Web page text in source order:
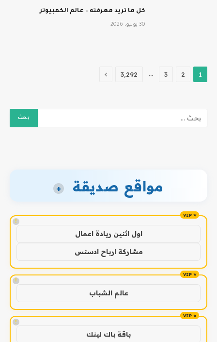
كل ما تريد معرفته – عالم الكمبيوتر
30 يوليو، 2026
1
2
3
… 3٬292 التالي
مواقع صديقة +
!
اول اثنين ريادة اعمال
مشاركة ارباح ادسنس
!
عالم الشباب
!
باقة باك لينك